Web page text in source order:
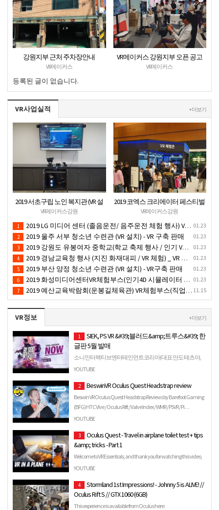
강원지부 근처 주차장안내
VR메이커스
VR메이커스 강원지부 오픈 공고
VR메이커스
등록된 글이 없습니다.
VR사업실적 + 더보기
2019 서초구립 노인 복지관 (VR 설
치) - VR 구축 판매
VR메이커스강원
2019 코엑스 크리에이터 페스티벌
VR체험 부스 (인기 VR 체험) - VR렌
탈대여 행사
VR메이커스강원
01.23
1 2019 LG 미디어 센터 (졸음운전/ 음주운전 체험 행사) VR 체험 - VR 렌탈대여 행사
01.23
2 2019 울주 서부 청소년 수련관 (VR 설치) - VR 구축 판매
01.23
3 2019 강원도 유봉여자 중학교(학교 축제 행사 / 인기 VR 컨텐츠 ) - VR렌탈대여 행사
01.23
4 2019 경남교육청 행사 (지진 화재대피 / VR 체험) _ VR 렌탈대여행사
01.23
5 2019 부산 양정 청소년 수련관 (VR 설치) - VR구축 판매
01.23
6 2019 화성미디어센터VR체험부스(인기4D 시뮬레이터 체험)-VR렌탈대여 행사
11.15
7 2019 예산교육박람회(운봉길체육관) VR체험부스(직업진로체험 / 인기VR체험)-VR렌탈대여행사
VR정보 + 더보기
1
SIEK, PS VR &#39;블러드&amp;트루스&#39; 한
글판 5월 발매
소니인터랙티브엔터테인먼트코리아(대표 안도 테츠야,
SIEK)는 5월 28일 플레이스테이션(PS) VR 전용 '블러드&트루
YOUTUBE
2 BeswinVR Oculus Quest Headstrap review
Beswin VR Oculus Quest Headstrap Reviews by Barefoot Gaming
(BFG) HTC Vive / Oculus Rift / Valve Index / WMR / PSVR / Pi…
YOUTUBE
3
Oculus Quest - Travel in airplane toilet test + tips
&amp; tricks - Part 1
Welcome to VR Essentials, and thank you for watching this video,
which is an experiment to see if it possible to play th…
YOUTUBE
4
Stormland 1st Impressions! - Johnny 5 is ALIVE! //
Oculus Rift S // GTX 1060 (6GB)
This experience is available from Oculus here: